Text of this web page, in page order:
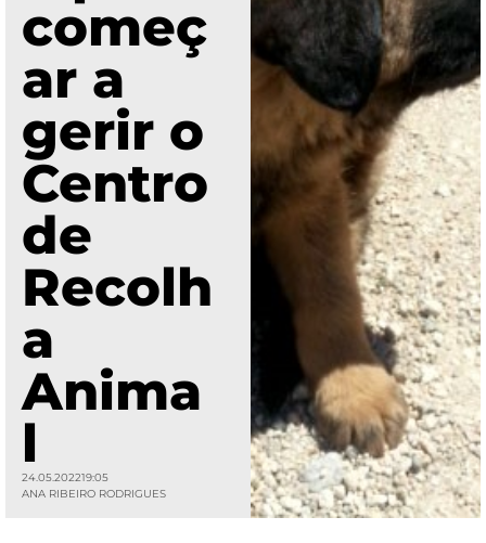
começ
ar a
gerir o
Centro
de
Recolh
a
Anima
l
24.05.202219:05
ANA RIBEIRO RODRIGUES